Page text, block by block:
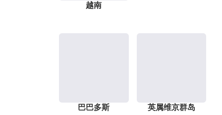
越南
巴巴多斯 英属维京群岛